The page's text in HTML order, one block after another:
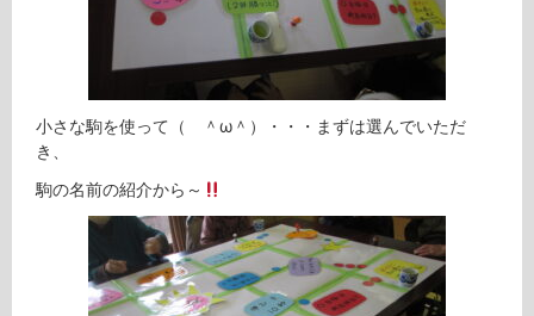
小さな駒を使って（ ＾ω＾）・・・まずは選んでいただ
き、
駒の名前の紹介から～